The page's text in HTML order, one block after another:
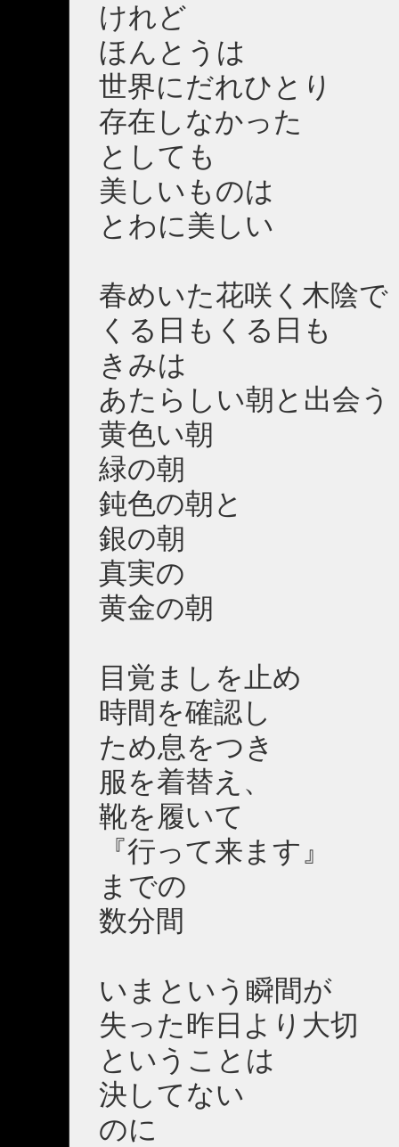
けれど
ほんとうは
世界にだれひとり
存在しなかった
としても
美しいものは
とわに美しい
春めいた花咲く木陰で
くる日もくる日も
きみは
あたらしい朝と出会う
黄色い朝
緑の朝
鈍色の朝と
銀の朝
真実の
黄金の朝
目覚ましを止め
時間を確認し
ため息をつき
服を着替え、
靴を履いて
『行って来ます』
までの
数分間
いまという瞬間が
失った昨日より大切
ということは
決してない
のに